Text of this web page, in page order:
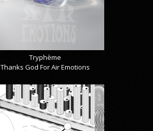
Tryphème
Thanks God For Air Emotions